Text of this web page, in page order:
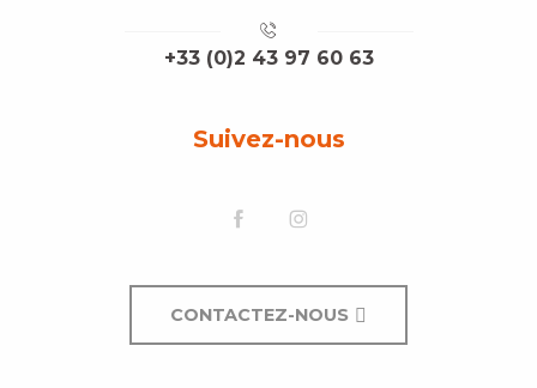
+33 (0)2 43 97 60 63
Suivez-nous
CONTACTEZ-NOUS